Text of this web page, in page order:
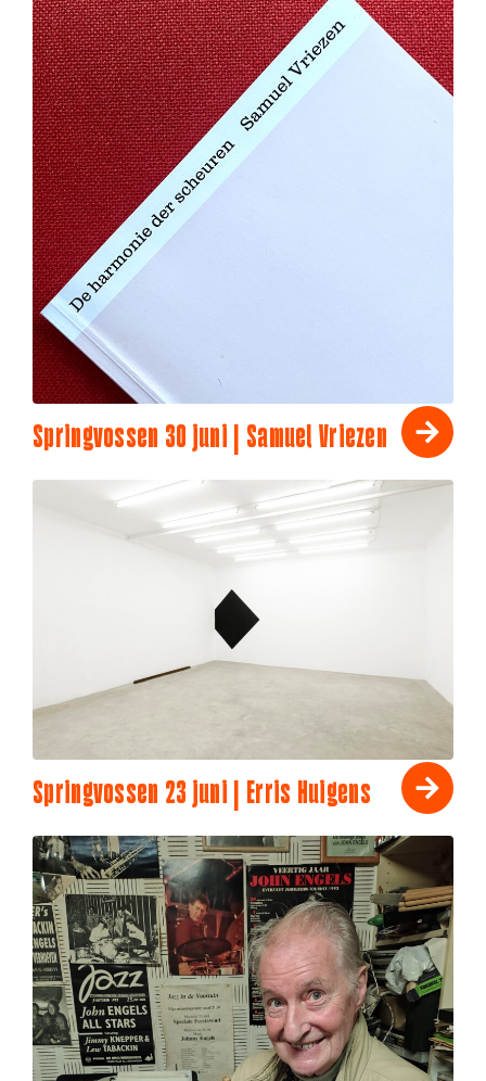
Springvossen 30 juni | Samuel Vriezen
Springvossen 23 juni | Erris Huigens